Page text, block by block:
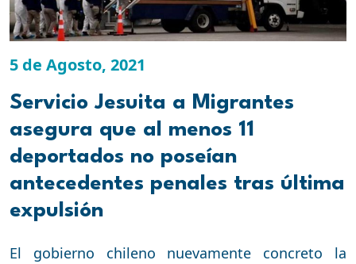
5 de Agosto, 2021
Servicio Jesuita a Migrantes
asegura que al menos 11
deportados no poseían
antecedentes penales tras última
expulsión
El gobierno chileno nuevamente concreto la